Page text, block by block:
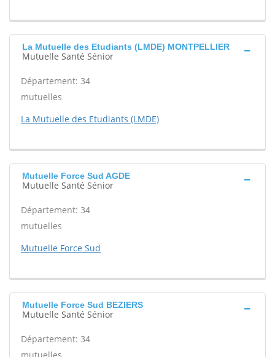
La Mutuelle des Etudiants (LMDE) MONTPELLIER
Mutuelle Santé Sénior
Département: 34
mutuelles
La Mutuelle des Etudiants (LMDE)
Mutuelle Force Sud AGDE
Mutuelle Santé Sénior
Département: 34
mutuelles
Mutuelle Force Sud
Mutuelle Force Sud BEZIERS
Mutuelle Santé Sénior
Département: 34